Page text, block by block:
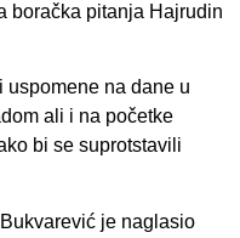
boračka pitanja Hajrudin
uspomene na dane u
ali i na početke
bi se suprotstavili
je naglasio